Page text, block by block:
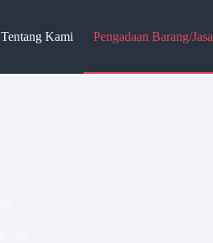
Tentang Kami Pengadaan Barang/Jasa